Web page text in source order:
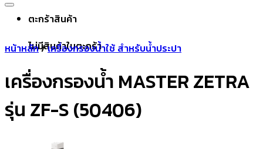
ตะกร้าสินค้า
ไม่มีสินค้าในตะกร้า
หน้าหลัก/เครื่องกรองน้ำใช้ สำหรับน้ำประปา
เครื่องกรองน้ำ MASTER ZETRA
รุ่น ZF-S (50406)